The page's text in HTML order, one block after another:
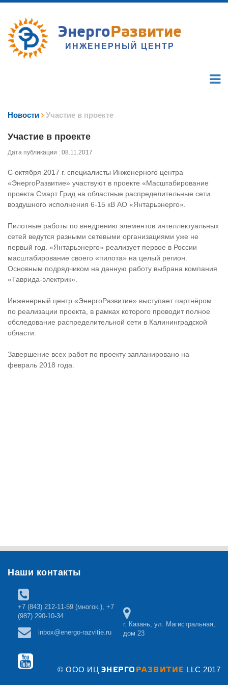
ЭнергоРазвитие
ИНЖЕНЕРНЫЙ ЦЕНТР
Новости Участие в проекте
Участие в проекте
Дата публикации : 08.11.2017
С октября 2017 г. специалисты Инженерного центра
«ЭнергоРазвитие» участвуют в проекте «Масштабирование
проекта Смарт Грид на областные распределительные сети
воздушного исполнения 6-15 кВ АО «Янтарьэнерго».
Пилотные работы по внедрению элементов интеллектуальных
сетей ведутся разными сетевыми организациями уже не
первый год. «Янтарьэнерго» реализует первое в России
масштабирование своего «пилота» на целый регион.
Основным подрядчиком на данную работу выбрана компания
«Таврида-электрик».
Инженерный центр «ЭнергоРазвитие» выступает партнёром
по реализации проекта, в рамках которого проводит полное
обследование распределительной сети в Калининградской
области.
Завершение всех работ по проекту запланировано на
февраль 2018 года.
Наши контакты
+7 (843) 212-11-59 (многок.), +7
(987) 290-10-34
inbox@energo-razvitie.ru
r. Казань, ул. Магистральная,
дом 23
© ООО ИЦ ЭНЕРГО РАЗВИТИЕ LLC 2017